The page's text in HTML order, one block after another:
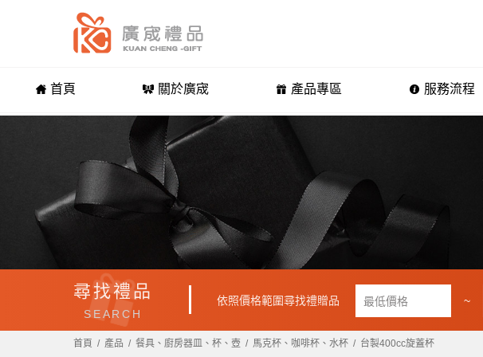
首頁 關於廣宬 產品專區 服務流程
尋找禮品
SEARCH
依照價格範圍尋找禮贈品 ~
首頁 產品 餐具、廚房器皿、杯、壺 馬克杯、咖啡杯、水杯 台製400cc旋蓋杯